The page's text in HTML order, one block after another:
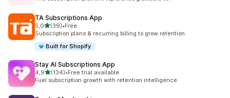
TA Subscriptions App
5,0z 5 hvězd
(39)
Celkový počet recenzí: 39
•Free
Subscription plans & recurring billing to grow retention
Built for Shopify
Stay AI Subscriptions App
4,9z 5 hvězd
(134)
Celkový počet recenzí: 134
•Free trial available
Fuel subscription growth with retention intelligence